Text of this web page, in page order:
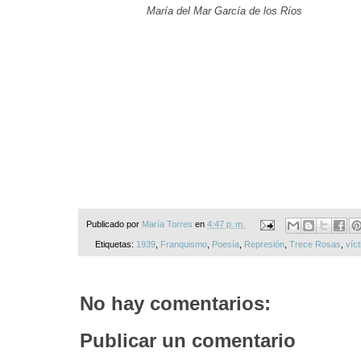
María del Mar García de los Ríos
Publicado por María Torres en 4:47 p. m.
Etiquetas: 1939, Franquismo, Poesía, Represión, Trece Rosas
No hay comentarios:
Publicar un comentario